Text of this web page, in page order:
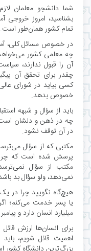
شما دانشجو معلمان
بشناسید، امروز خروجی
تمام کشور همان‌طور است.
در خصوص مسائل کلی،
چه معلمی کشور
آن را قبول ندارند،
چقدر برای تحقق آن
کسی بیاید در شورای
خصوص بدهد.
باید از سؤال و شبهه
چه در ذهن و دلشان
در آن توقف نشود.
مکتبی که از سؤال
پرسش شده است که چرا
مکتب از سؤال
نمی‌دهد، ولو سؤال بد
هیچ‌گاه نگویید چرا در
یا پسر خدمت می‌کنم؛
میلیارد انسان دارد و
برای انسان‌ها ارزش قائل
اهمیت قائل شویم،